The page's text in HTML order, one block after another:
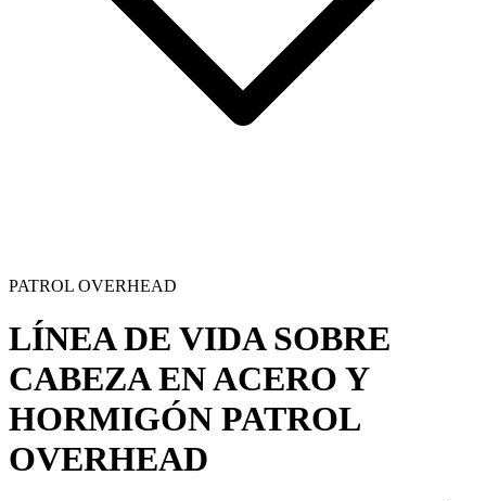
PATROL OVERHEAD
LÍNEA DE VIDA SOBRE
CABEZA EN ACERO Y
HORMIGÓN PATROL
OVERHEAD